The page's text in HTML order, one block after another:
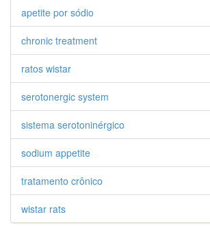
apetite por sódio
chronic treatment
ratos wistar
serotonergic system
sistema serotoninérgico
sodium appetite
tratamento crônico
wistar rats